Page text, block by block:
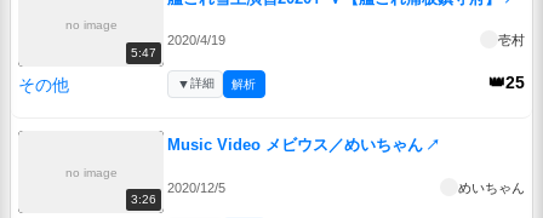
no image
5:47
2020/4/19 壱村
その他 👑25
▼詳細 解析
no image
3:26
Music Video メビウス／めいちゃん ↗
2020/12/5 めいちゃん